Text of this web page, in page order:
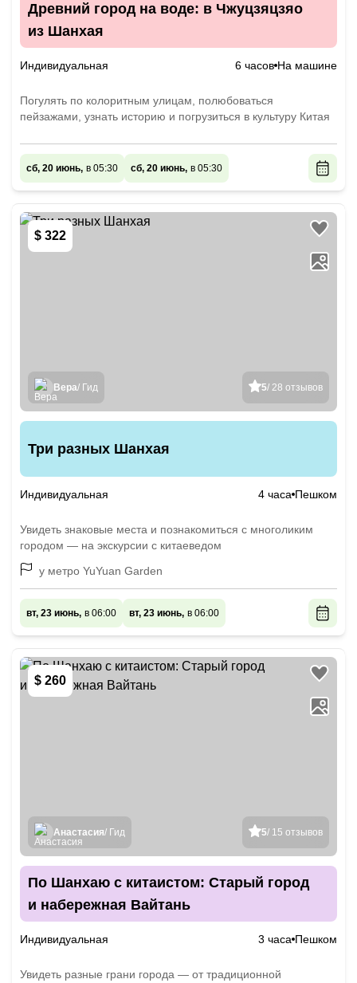
Древний город на воде: в Чжуцзяцзяо
из Шанхая
Индивидуальная 6 часов На машине
Погулять по колоритным улицам, полюбоваться
пейзажами, узнать историю и погрузиться в культуру Китая
сб, 20 июнь, в 05:30 сб, 20 июнь, в 05:30
$ 322
5/ 28 отзывов
Вера/ Гид
Три разных Шанхая
Индивидуальная 4 часа Пешком
Увидеть знаковые места и познакомиться с многоликим
городом — на экскурсии с китаеведом
у метро YuYuan Garden
вт, 23 июнь, в 06:00 вт, 23 июнь, в 06:00
$ 260
5/ 15 отзывов
Анастасия/ Гид
По Шанхаю с китаистом: Старый город
и набережная Вайтань
Индивидуальная 3 часа Пешком
Увидеть разные грани города — от традиционной